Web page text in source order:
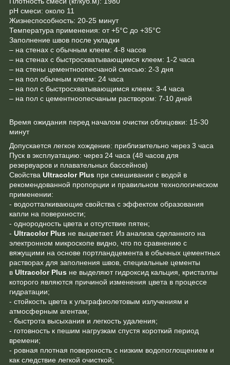
pH смеси: около 11
Жизнеспособность: 20-25 минут
Температура применения: от +5°C до +35°C
Заполнение швов после укладки
– на стенах с обычным клеем: 4-8 часов
– на стенах с быстросхватывающимся клеем: 1-2 часа
– на стены цементноопесчаной смесью: 2-3 дня
– на пол обычным клеем: 24 часа
– на пол с быстросхватывающимся клеем: 3-4 часа
– на пол с цементноопесчаным раствором: 7-10 дней
Время ожидания перед началом очистки облицовки: 15-30
минут
Допускается легкое хождение: приблизительно через 3 часа
Пуск в эксплуатацию: через 24 часа (48 часов для
резервуаров и плавательных бассейнов)
Свойства Ultracolor Plus при смешивании с водой в
рекомендованной пропорции и правильном технологическом
применении:
- водоотталкивающие свойства с эффектом образования
капли на поверхности;
- однородность цвета и отсутствие пятен;
- Ultracolor Plus не выцветает. Из анализа сделанного на
электронном микроскопе видно, что по сравнению с
вяжущими на основе портландцемента в обычных цементных
растворах для заполнения швов, специальные цементы
в Ultracolor Plus не выделяют гидроксид кальция, кристаллы
которого являются причиной изменения цвета в процессе
гидратации;
- стойкость цвета к ультрафиолетовым излучениям и
атмосферным агентам;
- быстрота высыхания и легкость удаления;
- готовность к пешим нагрузкам спустя короткий период
времени;
- ровная плотная поверхность с низким водопоглощением и
как следствие легкой очисткой;